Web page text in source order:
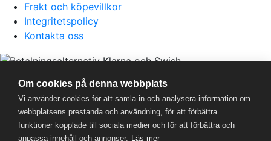
Frakt och köpevillkor
Integritetspolicy
Kontakta oss
559357-5706
Om cookies på denna webbplats
Vi använder cookies för att samla in och analysera information om
webbplatsens prestanda och användning, för att förbättra
funktioner kopplade till sociala medier och för att förbättra och
anpassa innehåll och annonser. Läs mer